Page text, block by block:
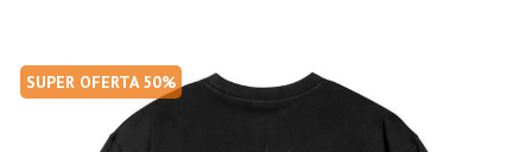
SUPER OFERTA 50%